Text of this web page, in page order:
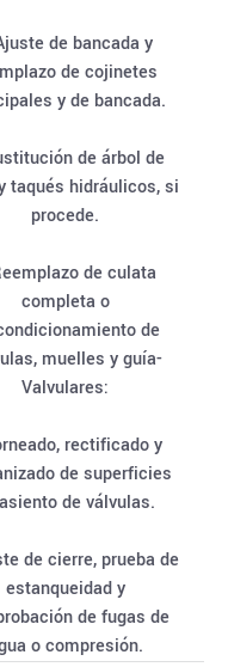
de bancada y
de cojinetes
y de bancada.
de árbol de
taqués hidráulicos, si
procede.
de culata
completa o
de
muelles y guía-
Valvulares:
rectificado y
de superficies
de válvulas.
de cierre, prueba de
estanqueidad y
de fugas de
o compresión.